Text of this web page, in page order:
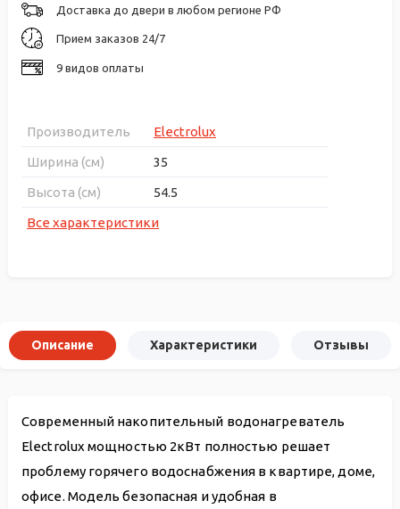
Доставка до двери в любом регионе РФ
Прием заказов 24/7
9 видов оплаты
Производитель
Electrolux
Ширина (см)
35
Высота (см)
54.5
Все характеристики
Описание Характеристики Отзывы
Современный накопительный водонагреватель
Electrolux мощностью 2кВт полностью решает
проблему горячего водоснабжения в квартире, доме,
офисе. Модель безопасная и удобная в